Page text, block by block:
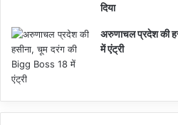
दिया
अरुणाचल प्रदेश की
में एंट्री